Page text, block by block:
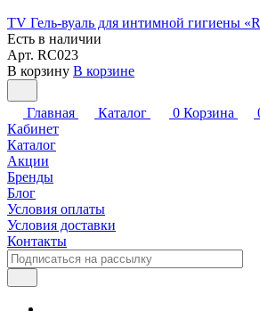
TV Гель-вуаль для интимной гигиены
Есть в наличии
Арт. RC023
В корзину В корзине
Главная Каталог 0 Корзина
Кабинет
Каталог
Акции
Бренды
Блог
Условия оплаты
Условия доставки
Контакты